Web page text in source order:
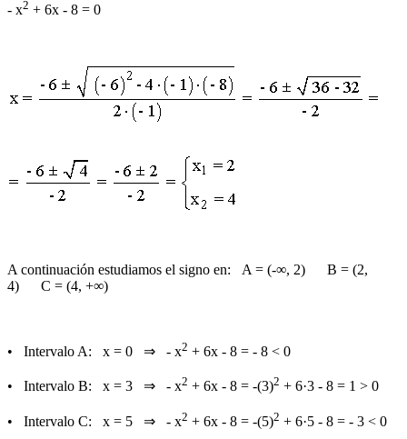
- x2 + 6x - 8 = 0
A continuación estudiamos el signo en: A = (-∞, 2) B = (2,
4) C = (4, +∞)
• Intervalo A: x = 0 ⇒ - x2 + 6x - 8 = - 8 < 0
• Intervalo B: x = 3 ⇒ - x2 + 6x - 8 = -(3)2 + 6·3 - 8 = 1 > 0
• Intervalo C: x = 5 ⇒ - x2 + 6x - 8 = -(5)2 + 6·5 - 8 = - 3 < 0